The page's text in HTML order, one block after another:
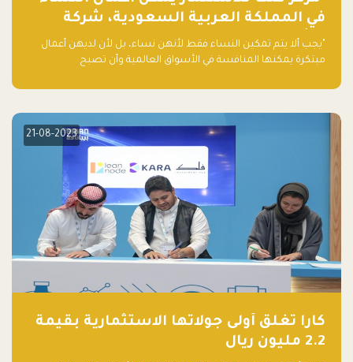
في المملكة العربية السعودية، شركة
ناشئة تلو الأخرى."
"يجب ألا يتم تمكين النساء فقط لأنهن نساء، بل لأن لديهن أعمال
مبتكرة يمكنها المنافسة في الأسواق العالمية وأن تصبح
21-08-2023
كارا تغلق أولى جولاتها الاستثمارية بقيمة
2.2 مليون ريال